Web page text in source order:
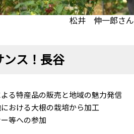
松井 伸一郎さん
ンス！長谷
よる特産品の販売と地域の魅力発信
における大根の栽培から加工
等への参加